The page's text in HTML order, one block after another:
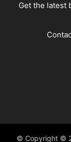
Get the latest
© Copyright ©